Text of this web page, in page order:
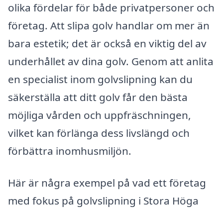
olika fördelar för både privatpersoner och
företag. Att slipa golv handlar om mer än
bara estetik; det är också en viktig del av
underhållet av dina golv. Genom att anlita
en specialist inom golvslipning kan du
säkerställa att ditt golv får den bästa
möjliga vården och uppfräschningen,
vilket kan förlänga dess livslängd och
förbättra inomhusmiljön.
Här är några exempel på vad ett företag
med fokus på golvslipning i Stora Höga